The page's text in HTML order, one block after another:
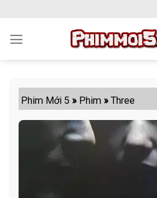
content
Phim Mới 5 » Phim »Three